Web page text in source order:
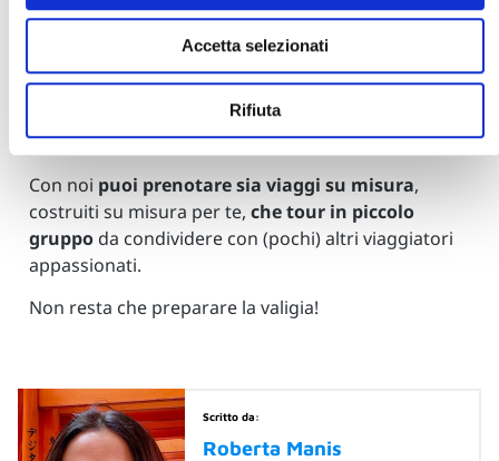
Accetta selezionati
Rifiuta
Tour non esitare a contattarci via mail
, telefono (0794812011) o
canali social.
Con noi puoi prenotare sia viaggi su misura,
costruiti su misura per te, che tour in piccolo
gruppoda condividere con (pochi) altri viaggiatori
appassionati.
Non resta che preparare la valigia!
Scritto da:
Roberta Manis